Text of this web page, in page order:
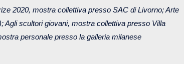
WEB
2020, mostra collettiva presso SAC di Livorno; Arte
Agli scultori giovani, mostra collettiva presso Villa
personale presso la galleria milanese